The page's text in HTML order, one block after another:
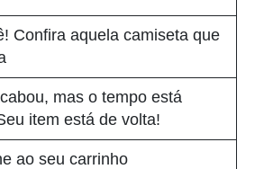
Confira aquela camiseta que
mas o tempo está
item está de volta!
ao seu carrinho